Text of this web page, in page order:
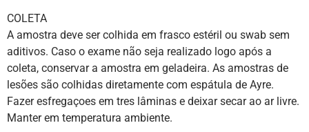
COLETA
A amostra deve ser colhida em frasco estéril ou swab sem
aditivos. Caso o exame não seja realizado logo após a
coleta, conservar a amostra em geladeira. As amostras de
lesões são colhidas diretamente com espátula de Ayre.
Fazer esfregaçoes em tres lâminas e deixar secar ao ar livre.
Manter em temperatura ambiente.